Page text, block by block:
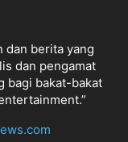
dan berita yang
dan pengamat
bagi bakat-bakat